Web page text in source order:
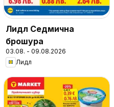
Лидл Седмична
брошура
03.08. - 09.08.2026
Лидл